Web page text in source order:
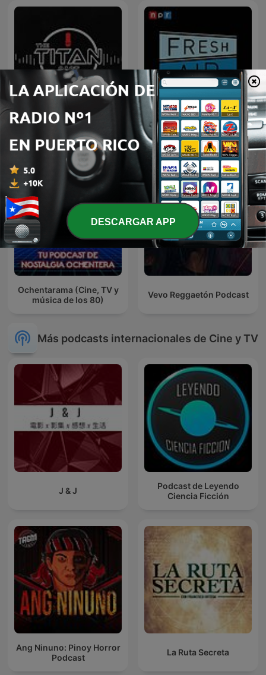
The Titan Cast Fresh Air
Ochentarama (Cine, TV y
música de los 80)
Vevo Reggaetón Podcast
Más podcasts internacionales de Cine y TV
J & J
Podcast de Leyendo
Ciencia Ficción
Ang Ninuno: Pinoy Horror
Podcast
La Ruta Secreta
DESCARGAR APP